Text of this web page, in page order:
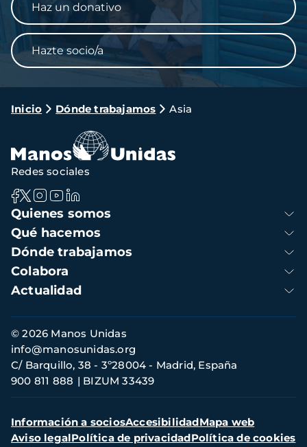
Haz un donativo
Hazte socio/a
Ruta
navegación
Inicio Dónde trabajamos Asia
Navegación
principal
Quienes somos
Qué hacemos
Dónde trabajamos
Colabora
Actualidad
Redes sociales
Información
de
contacto
© 2026 Manos Unidas
C/ Barquillo, 38 - 3º28004 - Madrid, España
900 811 888
BIZUM 33439
info@manosunidas.org
Menú
secundario
Información a sociosAccesibilidadMapa web
Aviso legalPolítica de privacidadPolítica de cookies